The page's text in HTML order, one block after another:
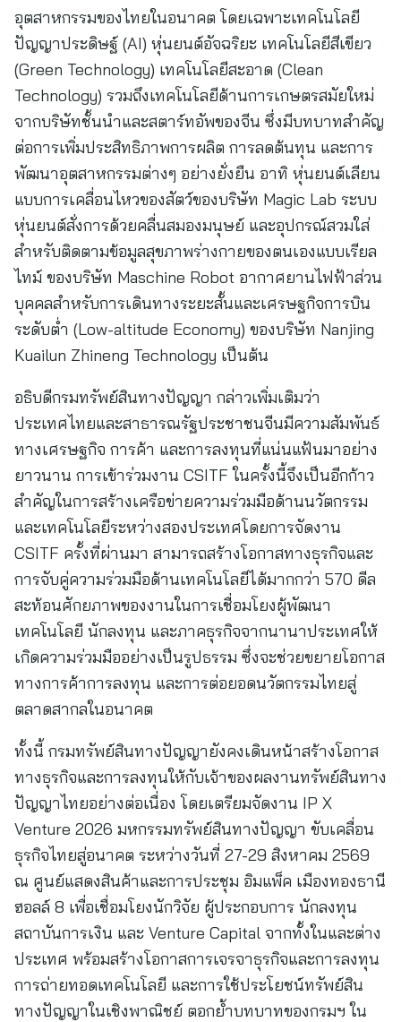
อุตสาหกรรมของไทยในอนาคต โดยเฉพาะเทคโนโลยี
ปัญญาประดิษฐ์ (AI) หุ่นยนต์อัจฉริยะ เทคโนโลยีสีเขียว
(Green Technology) เทคโนโลยีสะอาด (Clean
Technology) รวมถึงเทคโนโลยีด้านการเกษตรสมัยใหม่
จากบริษัทชั้นนำและสตาร์ทอัพของจีน ซึ่งมีบทบาทสำคัญ
ต่อการเพิ่มประสิทธิภาพการผลิต การลดต้นทุน และการ
พัฒนาอุตสาหกรรมต่างๆ อย่างยั่งยืน อาทิ หุ่นยนต์เลียน
แบบการเคลื่อนไหวของสัตว์ของบริษัท Magic Lab ระบบ
หุ่นยนต์สั่งการด้วยคลื่นสมองมนุษย์ และอุปกรณ์สวมใส่
สำหรับติดตามข้อมูลสุขภาพร่างกายของตนเองแบบเรียล
ไทม์ ของบริษัท Maschine Robot อากาศยานไฟฟ้าส่วน
บุคคลสำหรับการเดินทางระยะสั้นและเศรษฐกิจการบิน
ระดับต่ำ (Low-altitude Economy) ของบริษัท Nanjing
Kuailun Zhineng Technology เป็นต้น
อธิบดีกรมทรัพย์สินทางปัญญา กล่าวเพิ่มเติมว่า
ประเทศไทยและสาธารณรัฐประชาชนจีนมีความสัมพันธ์
ทางเศรษฐกิจ การค้า และการลงทุนที่แน่นแฟ้นมาอย่าง
ยาวนาน การเข้าร่วมงาน CSITF ในครั้งนี้จึงเป็นอีกก้าว
สำคัญในการสร้างเครือข่ายความร่วมมือด้านนวัตกรรม
และเทคโนโลยีระหว่างสองประเทศโดยการจัดงาน
CSITF ครั้งที่ผ่านมา สามารถสร้างโอกาสทางธุรกิจและ
การจับคู่ความร่วมมือด้านเทคโนโลยีได้มากกว่า 570 ดีล
สะท้อนศักยภาพของงานในการเชื่อมโยงผู้พัฒนา
เทคโนโลยี นักลงทุน และภาคธุรกิจจากนานาประเทศให้
เกิดความร่วมมืออย่างเป็นรูปธรรม ซึ่งจะช่วยขยายโอกาส
ทางการค้าการลงทุน และการต่อยอดนวัตกรรมไทยสู่
ตลาดสากลในอนาคต
ทั้งนี้ กรมทรัพย์สินทางปัญญายังคงเดินหน้าสร้างโอกาส
ทางธุรกิจและการลงทุนให้กับเจ้าของผลงานทรัพย์สินทาง
ปัญญาไทยอย่างต่อเนื่อง โดยเตรียมจัดงาน IP X
Venture 2026 มหกรรมทรัพย์สินทางปัญญา ขับเคลื่อน
ธุรกิจไทยสู่อนาคต ระหว่างวันที่ 27-29 สิงหาคม 2569
ณ ศูนย์แสดงสินค้าและการประชุม อิมแพ็ค เมืองทองธานี
ฮอลล์ 8 เพื่อเชื่อมโยงนักวิจัย ผู้ประกอบการ นักลงทุน
สถาบันการเงิน และ Venture Capital จากทั้งในและต่าง
ประเทศ พร้อมสร้างโอกาสการเจรจาธุรกิจและการลงทุน
การถ่ายทอดเทคโนโลยี และการใช้ประโยชน์ทรัพย์สิน
ทางปัญญาในเชิงพาณิชย์ ตอกย้ำบทบาทของกรมฯ ใน